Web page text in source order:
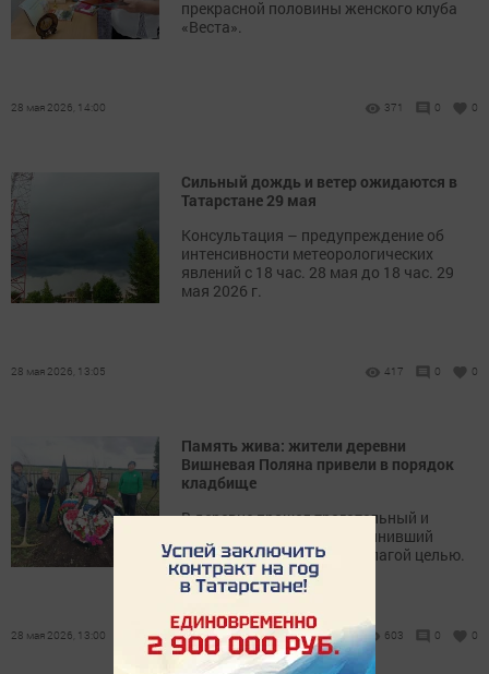
прекрасной половины женского клуба
«Веста».
28 мая 2026, 14:00 371 0 0
Сильный дождь и ветер ожидаются в
Татарстане 29 мая
Консультация – предупреждение об
интенсивности метеорологических
явлений с 18 час. 28 мая до 18 час. 29
мая 2026 г.
28 мая 2026, 13:05 417 0 0
Память жива: жители деревни
Вишневая Поляна привели в порядок
кладбище
В деревне прошел трогательный и
важный субботник, объединивший
местных жителей общей благой целью.
28 мая 2026, 13:00 603 0 0